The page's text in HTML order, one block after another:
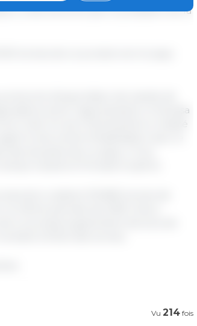
a été annoncé par le président de la
tonnes de ce produit vers le pays
d'exportation de viande de
entre l’agroindustrie, le Senasa
Culte. En avril, Etchevehere a réalisé
le document d'habilitation avec le
douanes de ce pays, Li Guo,
Austral et Pompéi à opérer.
a atteint 310.893 tonnes de
même période de 2018. Cela a
ce produit augmentent de plus de
à 9.524 des tonnes.
Vu 214 fois